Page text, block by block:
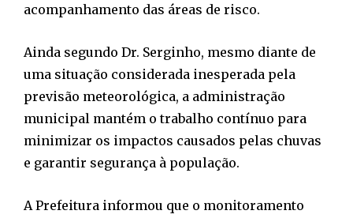
acompanhamento das áreas de risco.
Ainda segundo Dr. Serginho, mesmo diante de
uma situação considerada inesperada pela
previsão meteorológica, a administração
municipal mantém o trabalho contínuo para
minimizar os impactos causados pelas chuvas
e garantir segurança à população.
A Prefeitura informou que o monitoramento